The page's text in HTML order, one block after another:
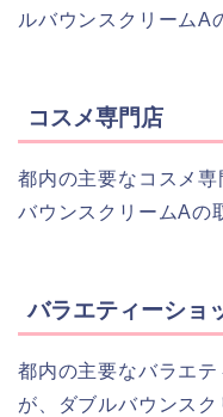
ルバウンスクリームA
コスメ専門店
都内の主要なコスメ
バウンスクリームAの
バラエティーショ
都内の主要なバラエ
が、ダブルバウンス